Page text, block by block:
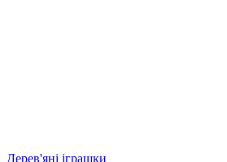
Дерев'яні іграшки